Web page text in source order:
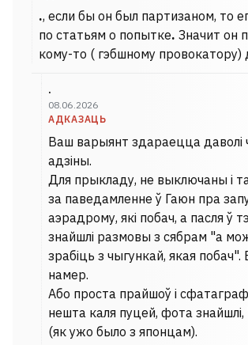
., если бы он был партизаном, то
по статьям о попытке. Значит он
кому-то ( гэбшному провокатору)
.
08.06.2026
АДКАЗАЦЬ
Ваш варыянт здараецца даволі
адзіны.
Для прыкладу, не выключаны і
за паведамленне ў Гаюн пра
аэрадрому, які побач, а пасля ў
знайшлі размовы з сябрам "а
зрабіць з чыгункай, якая побач".
намер.
Або проста прайшоў і
нешта каля пуцей, фота знайшлі,
(як ужо было з японцам).